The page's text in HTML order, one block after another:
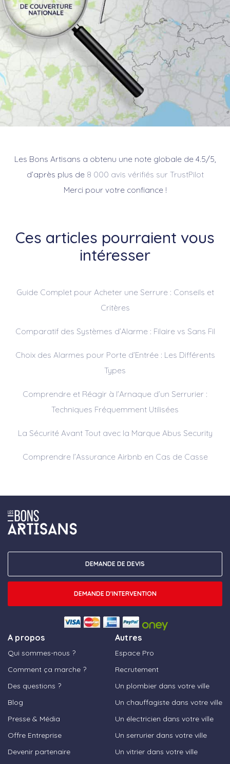
Les Bons Artisans a obtenu une note globale de 4.5/5,
d’après plus de 8 000 avis vérifiés sur TrustPilot
Merci pour votre confiance !
Ces articles pourraient vous
intéresser
Guide Complet pour Acheter une Serrure : Conseils et
Critères
Comparatif des Systèmes d’Alarme : Filaire vs Sans Fil
Choix des Alarmes pour Porte d’Entrée : Les Différents
Types
Comprendre et Réagir à l’Arnaque d’un Serrurier :
Techniques Fréquemment Utilisées
La Sécurité Avant Tout avec la Marque Abus Security
Comprendre l’Assurance Airbnb en Cas de Casse
A propos
Qui sommes-nous ?
Comment ça marche ?
Des questions ?
Blog
Presse & Média
Offre Entreprise
Devenir partenaire
Autres
Espace Pro
Recrutement
Un plombier dans votre ville
Un chauffagiste dans votre ville
Un électricien dans votre ville
Un serrurier dans votre ville
Un vitrier dans votre ville
DEMANDE DE DEVIS
DEMANDE D'INTERVENTION